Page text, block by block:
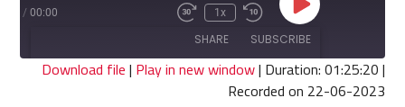
Play
Episode
Rewind
10
Seconds
1x
Fast
seconds
00:00
/
SUBSCRIBE
SHARE
SHARE
Download file| Play in new window| Duration: 01:25:20|
Recorded on 22-06-2023